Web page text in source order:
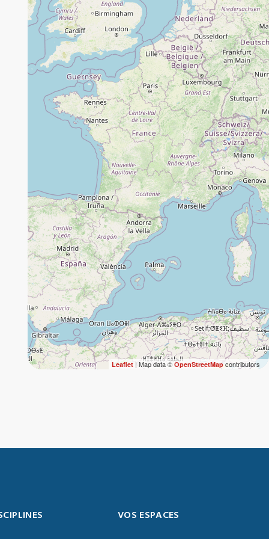
Leaflet| Map data ©OpenStreetMapcontributors
VOS ESPACES